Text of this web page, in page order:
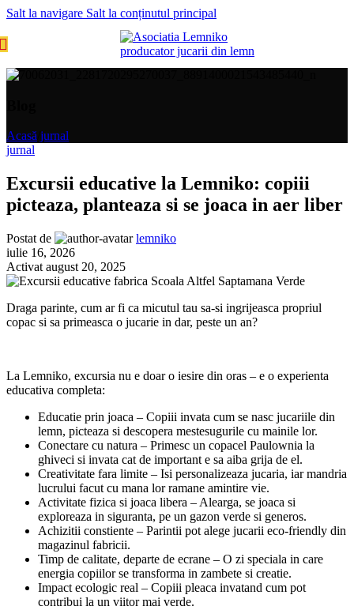
Salt la navigare Salt la conținutul principal
Acasă jurnal
jurnal
Excursii educative la Lemniko: copiii
picteaza, planteaza si se joaca in aer liber
Postat de
lemniko
iulie 16, 2026
Activat august 20, 2025
Draga parinte, cum ar fi ca micutul tau sa-si ingrijeasca propriul
copac si sa primeasca o jucarie in dar, peste un an?
La Lemniko, excursia nu e doar o iesire din oras – e o experienta
educativa completa:
Educatie prin joaca – Copiii invata cum se nasc jucariile din
lemn, picteaza si descopera mestesugurile cu mainile lor.
Conectare cu natura – Primesc un copacel Paulownia la
ghiveci si invata cat de important e sa aiba grija de el.
Creativitate fara limite – Isi personalizeaza jucaria, iar mandria
lucrului facut cu mana lor ramane amintire vie.
Activitate fizica si joaca libera – Alearga, se joaca si
exploreaza in siguranta, pe un gazon verde si generos.
Achizitii constiente – Parintii pot alege jucarii eco-friendly din
magazinul fabricii.
Timp de calitate, departe de ecrane – O zi speciala in care
energia copiilor se transforma in zambete si creatie.
Impact ecologic real – Copiii pleaca invatand cum pot
contribui la un viitor mai verde.